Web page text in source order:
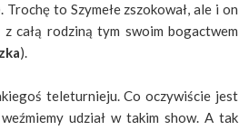
Trochę to Szymełe zszokował, ale i on
całą rodziną tym swoim bogactwem
).
teleturnieju. Co oczywiście jest
udział w takim show. A tak